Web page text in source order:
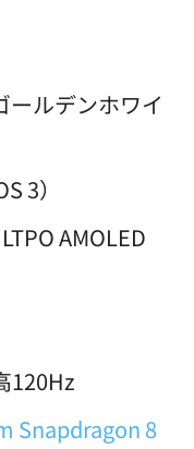
ールデンホワイ
3）
AMOLED
120Hz
Snapdragon 8